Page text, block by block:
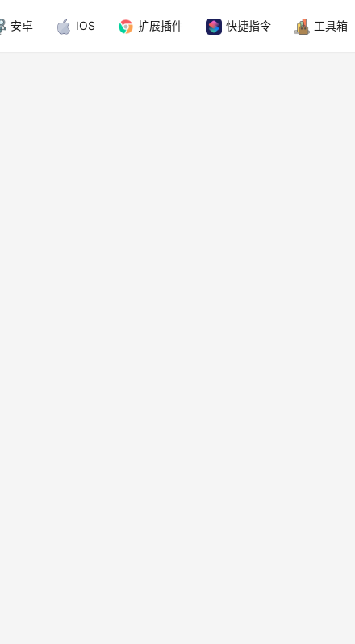
安卓 IOS 扩展插件 快捷指令 工具箱